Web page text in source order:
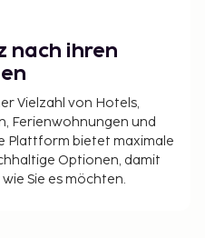
nach ihren
Vielzahl von Hotels,
Ferienwohnungen und
Plattform bietet maximale
Optionen, damit
Sie es möchten.